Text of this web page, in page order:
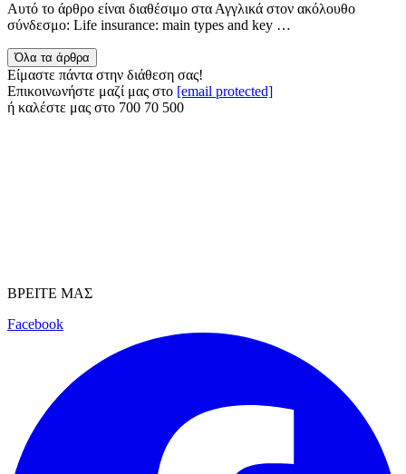
Αυτό το άρθρο είναι διαθέσιμο στα Αγγλικά στον ακόλουθο
σύνδεσμο: Life insurance: main types and key …
Όλα τα άρθρα
Είμαστε πάντα στην διάθεση σας!
Επικοινωνήστε μαζί μας στο [email protected]
ή καλέστε μας στο 700 70 500
ΒΡΕΙΤΕ ΜΑΣ
Facebook